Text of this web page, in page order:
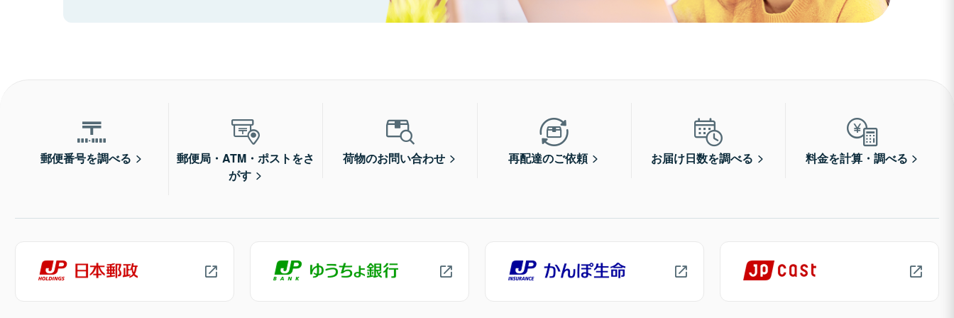
郵便番号を調べる
郵便局・ATM・ポストをさ
がす
荷物のお問い合わせ 再配達のご依頼 お届け日数を調べる 料金を計算・調べる